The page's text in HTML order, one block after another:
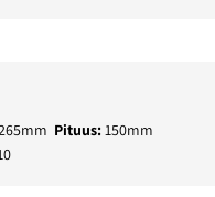
Pituus:150mm